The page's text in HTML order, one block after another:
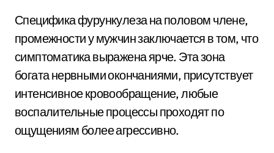
Специфика фурункулеза на половом члене,
промежности у мужчин заключается в том, что
симптоматика выражена ярче. Эта зона
богата нервными окончаниями, присутствует
интенсивное кровообращение, любые
воспалительные процессы проходят по
ощущениям более агрессивно.